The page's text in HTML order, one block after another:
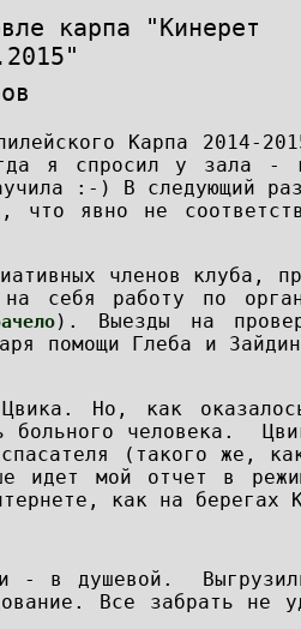
карпа "Кинерет
Карпа 2014-
я спросил у зала -
:-) В следующий
явно не
членов клуба,
себя работу по
). Выезды на
помощи Глеба и
Но, как
человека.
(такого же,
идет мой отчет в
как на берегах
- в душевой.
Все забрать не